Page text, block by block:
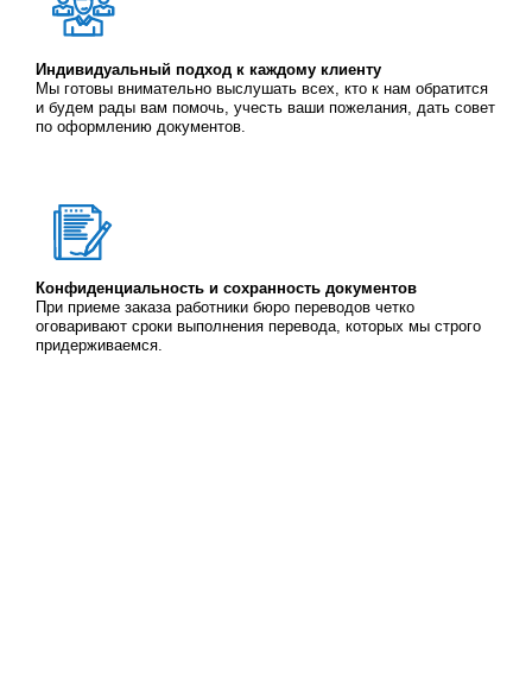
Индивидуальный подход к каждому клиенту
Мы готовы внимательно выслушать всех, кто к нам обратится
и будем рады вам помочь, учесть ваши пожелания, дать совет
по оформлению документов.
Конфиденциальность и сохранность документов
При приеме заказа работники бюро переводов четко
оговаривают сроки выполнения перевода, которых мы строго
придерживаемся.